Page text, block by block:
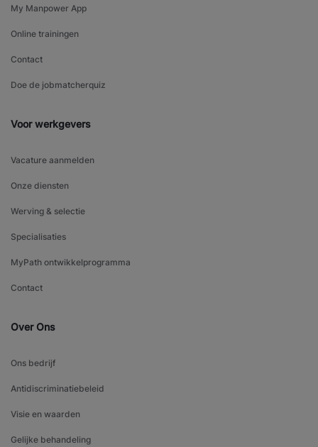
My Manpower App
Online trainingen
Contact
Doe de jobmatcherquiz
Voor werkgevers
Vacature aanmelden
Onze diensten
Werving & selectie
Specialisaties
MyPath ontwikkelprogramma
Contact
Over Ons
Ons bedrijf
Antidiscriminatiebeleid
Visie en waarden
Gelijke behandeling